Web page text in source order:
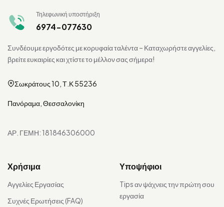
Τηλεφωνική υποστήριξη
6974-077630
Συνδέουμε εργοδότες με κορυφαία ταλέντα – Καταχωρήστε αγγελίες,
βρείτε ευκαιρίες και χτίστε το μέλλον σας σήμερα!
Σωκράτους 10, Τ.Κ 55236
Πανόραμα, Θεσσαλονίκη
ΑΡ. ΓΕΜΗ: 181846306000
Χρήσιμα
Αγγελίες Εργασίας
Συχνές Ερωτήσεις (FAQ)
Υποψήφιοι
Tips αν ψάχνεις την πρώτη σου
εργασία